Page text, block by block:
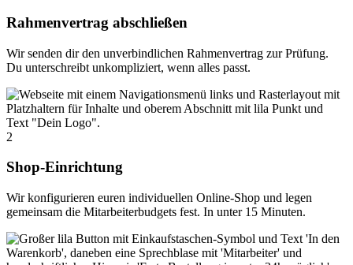
Rahmenvertrag abschließen
Wir senden dir den unverbindlichen Rahmenvertrag zur Prüfung.
Du unterschreibt unkompliziert, wenn alles passt.
2
Shop-Einrichtung
Wir konfigurieren euren individuellen Online-Shop und legen
gemeinsam die Mitarbeiterbudgets fest. In unter 15 Minuten.